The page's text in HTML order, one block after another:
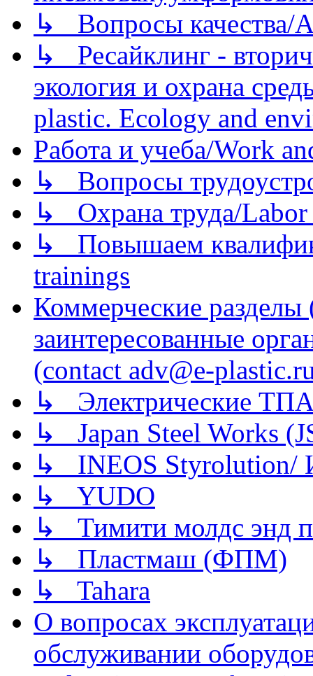
↳ Вопросы качества/
↳ Ресайклинг -
экология и охрана
plastic. Ecology and
Работа и учеба/Work
↳ Вопросы
↳ Охрана труда/Labor
↳ Повышаем
trainings
Коммерческие
заинтересованные
(contact adv@e-
↳ Электрические
↳ Japan Steel Works
↳ INEOS
↳ YUDO
↳ Тимити молдс энд
↳ Пластмаш (ФПМ)
↳ Tahara
О вопросах
обслуживании